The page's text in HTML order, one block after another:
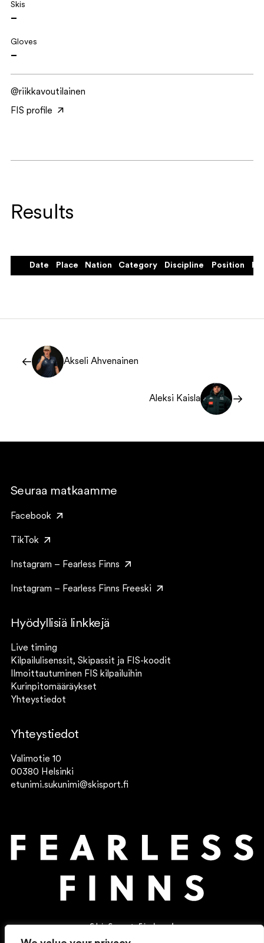
Skis
–
Gloves
–
@riikkavoutilainen
FIS profile
Results
Date Place Nation Category Discipline Position
Akseli Ahvenainen
Aleksi Kaisla
Seuraa matkaamme
Facebook
TikTok
Instagram – Fearless Finns
Instagram – Fearless Finns Freeski
Hyödyllisiä linkkejä
Live timing
Kilpailulisenssit, Skipassit ja FIS-koodit
Ilmoittautuminen FIS kilpailuihin
Kurinpitomääräykset
Yhteystiedot
Yhteystiedot
Valimotie 10
00380 Helsinki
etunimi.sukunimi@skisport.fi